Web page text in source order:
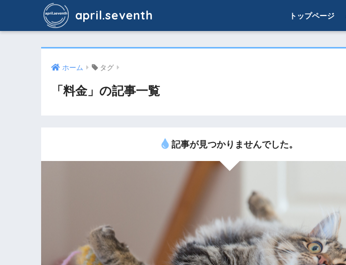
april.seventh トップページ
ホーム タグ
「料金」の記事一覧
記事が見つかりませんでした。